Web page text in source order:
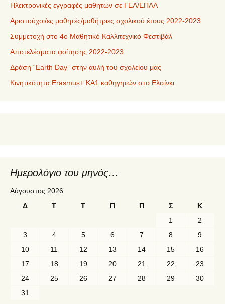
Ηλεκτρονικές εγγραφές μαθητών σε ΓΕΛ/ΕΠΑΛ
Αριστούχοι/ες μαθητές/μαθήτριες σχολικού έτους 2022-2023
Συμμετοχή στο 4ο Μαθητικό Καλλιτεχνικό Φεστιβάλ
Αποτελέσματα φοίτησης 2022-2023
Δράση “Earth Day” στην αυλή του σχολείου μας
Κινητικότητα Erasmus+ KA1 καθηγητών στο Ελσίνκι
Ημερολόγιο του μηνός…
Αύγουστος 2026
Δ
Τ Τ Π Π Σ
Κ
1
2
3
4 5 6 7 8
9
10
11 12 13 14 15
16
17
18 19 20 21 22
23
24
25 26 27 28 29
30
31